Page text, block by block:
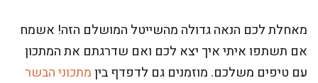
מאחלת לכם הנאה גדולה מהשייטל המושלם הזה! אשמח
אם תשתפו איתי איך יצא לכם ואם שדרגתם את המתכון
עם טיפים משלכם. מוזמנים גם לדפדף ביןמתכוני הבשר